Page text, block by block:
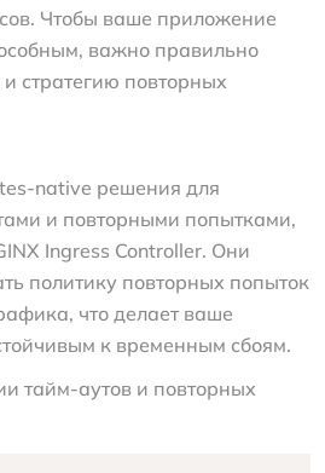
Чтобы ваше приложение
важно правильно
стратегию повторных
native решения для
и повторными попытками,
Ingress Controller. Они
политику повторных попыток
что делает ваше
к временным сбоям.
тайм-аутов и повторных